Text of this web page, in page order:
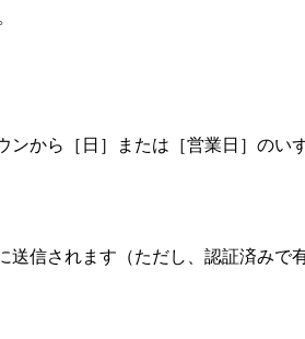
から［日］または［営業日］のい
信されます（ただし、認証済みで